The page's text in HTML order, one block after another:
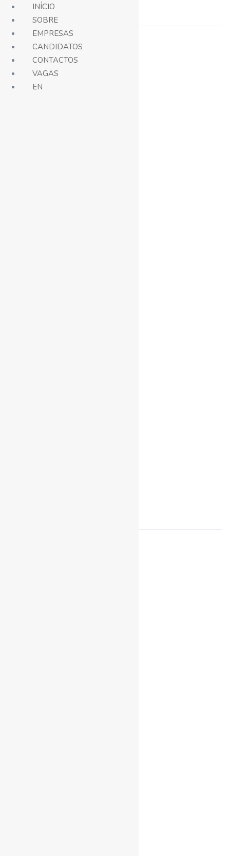
INÍCIO
SOBRE
EMPRESAS
CANDIDATOS
CONTACTOS
VAGAS
EN